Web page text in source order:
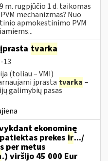
m. rugpjūčio 1 d. taikomas
mechanizmas? Nuo
apmokestinimo PVM
tvarka
13
(toliau – VMI)
įprasta tvarka –
galimybių pasas
ekonominę
prekes ir.../
per metus
.) viršijo 45 000 Eur